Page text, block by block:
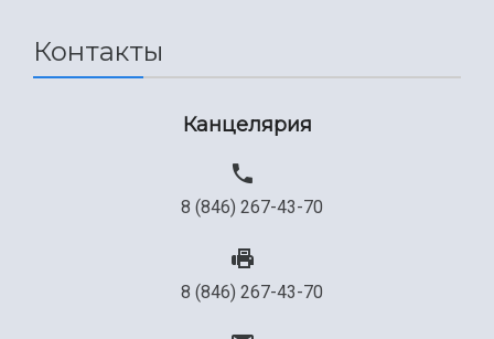
Сведения об образовательной организации
Контакты
Канцелярия
8 (846) 267-43-70
8 (846) 267-43-70